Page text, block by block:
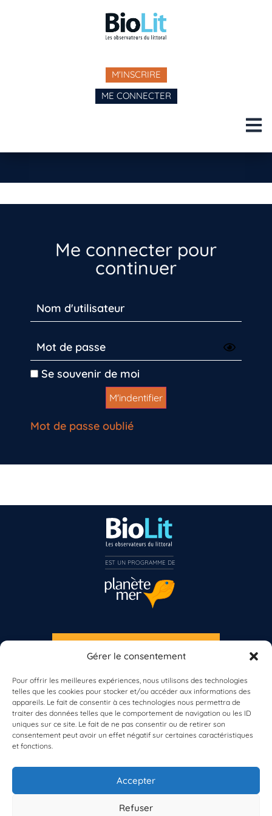
Gérer le consentement
Pour offrir les meilleures expériences, nous utilisons des technologies
telles que les cookies pour stocker et/ou accéder aux informations des
appareils. Le fait de consentir à ces technologies nous permettra de
traiter des données telles que le comportement de navigation ou les ID
uniques sur ce site. Le fait de ne pas consentir ou de retirer son
consentement peut avoir un effet négatif sur certaines caractéristiques
et fonctions.
Accepter
Refuser
M'INSCRIRE
ME CONNECTER
Me connecter pour
continuer
Se souvenir de moi
Mot de passe oublié
À propos de BioLit
Vos données d'observation
Ressources
Résultats du programme
S'INSCRIRE À LA NEWSLETTER
Vous n’êtes pas encore inscrit à Biolit ?
Inscrivez-vous dès maintenant